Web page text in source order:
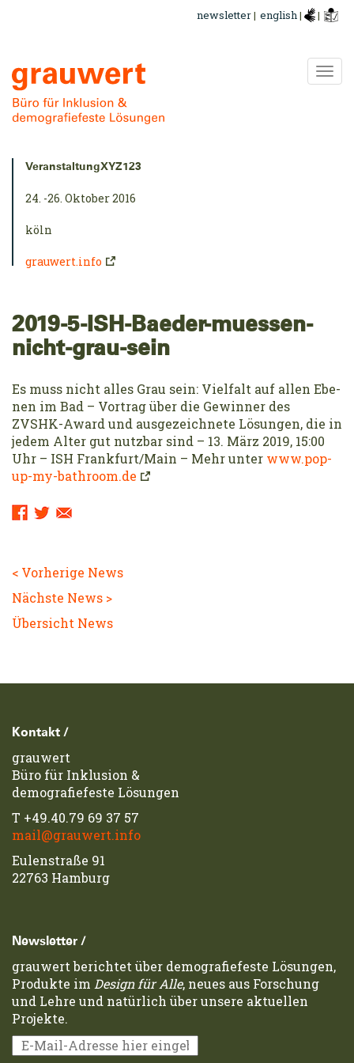
newsletter| english| |
Kurzinfo:
VeranstaltungXYZ123
24. -26. Oktober 2016
köln
grauwert.info
2019-5-ISH-Baeder-muessen-
nicht-grau-sein
Es muss nicht alles Grau sein: Viel­falt auf allen Ebe­
nen im Bad – Vortrag über die Gewinner des
ZVSHK-Award und aus­ge­zeich­ne­te Lösun­gen, die in
jedem Alter gut nutz­bar sind – 13. März 2019, 15:00
Uhr – ISH Frank­furt/​Main – Mehr unter www.pop-
up-my-bathroom.de
Sharing
< Vorherige News
Nächste News >
Übersicht News
Footerzeile
Kontakt /
grauwert
Büro für Inklusion &
demografiefeste Lösungen
T +49.40.79 69 37 57
mail@grauwert.info
Eulenstraße 91
22763 Hamburg
Newsletter /
grauwert berichtet über demografiefeste Lösungen,
Produkte im Design für Alle, neues aus Forschung
und Lehre und natürlich über unsere aktuellen
Projekte.